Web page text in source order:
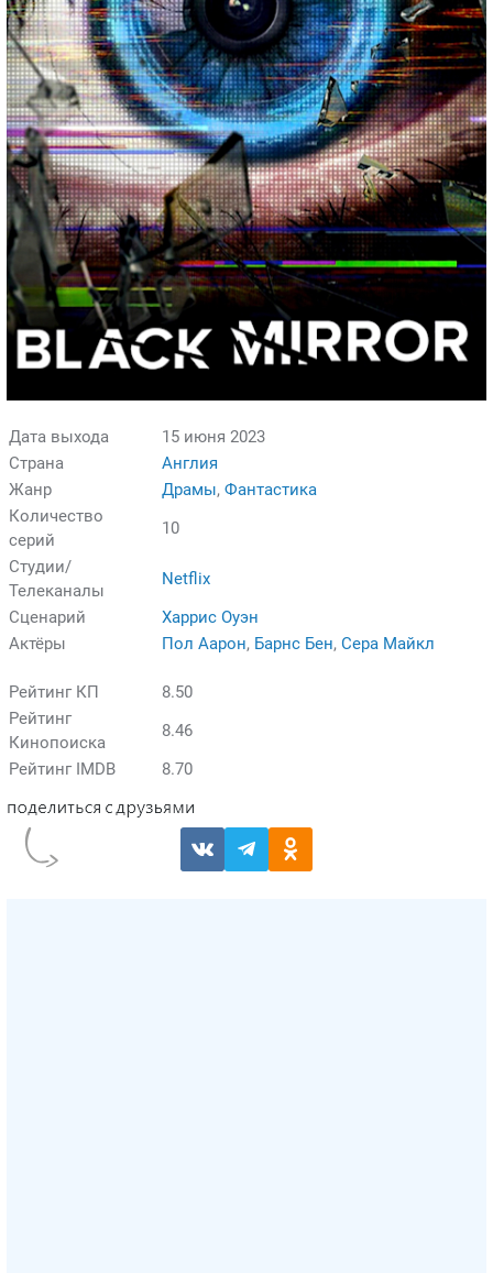
Дата выхода
15 июня 2023
Страна
Англия
Жанр
Драмы, Фантастика
Количество
серий
10
Студии/
Телеканалы
Netflix
Сценарий
Харрис Оуэн
Актёры
Пол Аарон, Барнс Бен, Сера Майкл
Рейтинг КП
8.50
Рейтинг
Кинопоиска
8.46
Рейтинг IMDB
8.70